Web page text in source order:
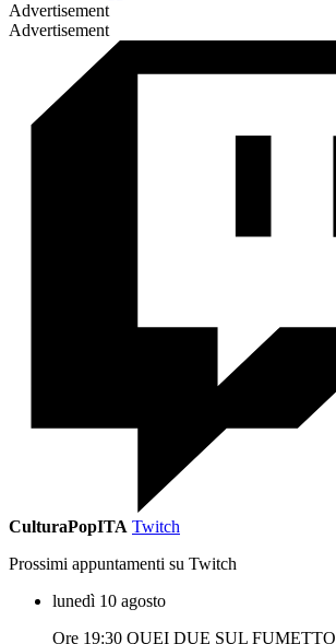
Advertisement
Advertisement
CulturaPopITA Twitch
Prossimi appuntamenti su Twitch
lunedì 10 agosto
Ore 19:30 QUEI DUE SUL FUMETTO